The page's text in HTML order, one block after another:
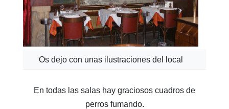
Os dejo con unas ilustraciones del local
En todas las salas hay graciosos cuadros de
perros fumando.